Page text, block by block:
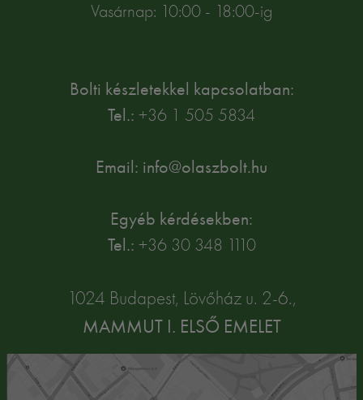
Vasárnap: 10:00 - 18:00-ig
Bolti készletekkel kapcsolatban:
Tel.: +36 1 505 5834
Email: info@olaszbolt.hu
Egyéb kérdésekben:
Tel.: +36 30 348 1110
1024 Budapest, Lövőház u. 2-6.,
MAMMUT I. ELSŐ EMELET